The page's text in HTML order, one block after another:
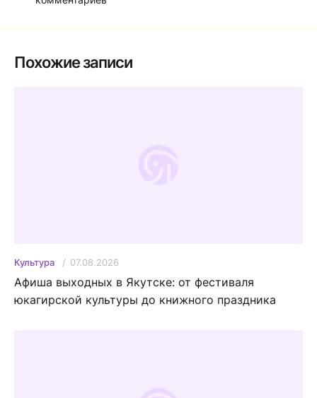
Похожие записи
Культура 07.08.2026
Афиша выходных в Якутске: от фестиваля
юкагирской культуры до книжного праздника